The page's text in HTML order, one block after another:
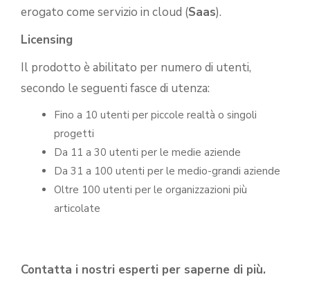
erogato come servizio in cloud (Saas).
Licensing
Il prodotto è abilitato per numero di utenti,
secondo le seguenti fasce di utenza:
Fino a 10 utenti per piccole realtà o singoli
progetti
Da 11 a 30 utenti per le medie aziende
Da 31 a 100 utenti per le medio-grandi aziende
Oltre 100 utenti per le organizzazioni più
articolate
Contatta i nostri esperti per saperne di più.